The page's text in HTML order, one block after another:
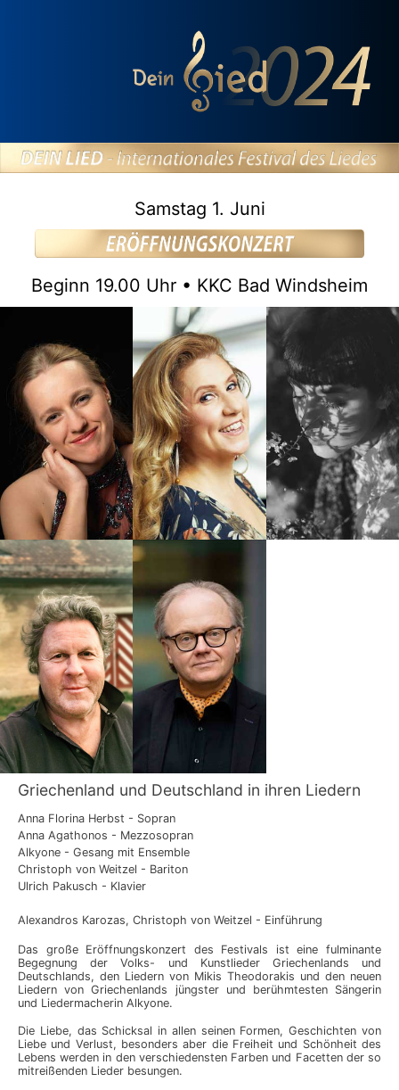
Samstag 1. Juni
Beginn 19.00 Uhr • KKC Bad Windsheim
Griechenland und Deutschland in ihren Liedern
Anna Florina Herbst - Sopran
Anna Agathonos - Mezzosopran
Alkyone - Gesang mit Ensemble
Christoph von Weitzel - Bariton
Ulrich Pakusch - Klavier
Alexandros Karozas, Christoph von Weitzel - Einführung
Das große Eröffnungskonzert des Festivals ist eine fulminante
Begegnung der Volks- und Kunstlieder Griechenlands und
Deutschlands, den Liedern von Mikis Theodorakis und den neuen
Liedern von Griechenlands jüngster und berühmtesten Sängerin
und Liedermacherin Alkyone.
Die Liebe, das Schicksal in allen seinen Formen, Geschichten von
Liebe und Verlust, besonders aber die Freiheit und Schönheit des
Lebens werden in den verschiedensten Farben und Facetten der so
mitreißenden Lieder besungen.